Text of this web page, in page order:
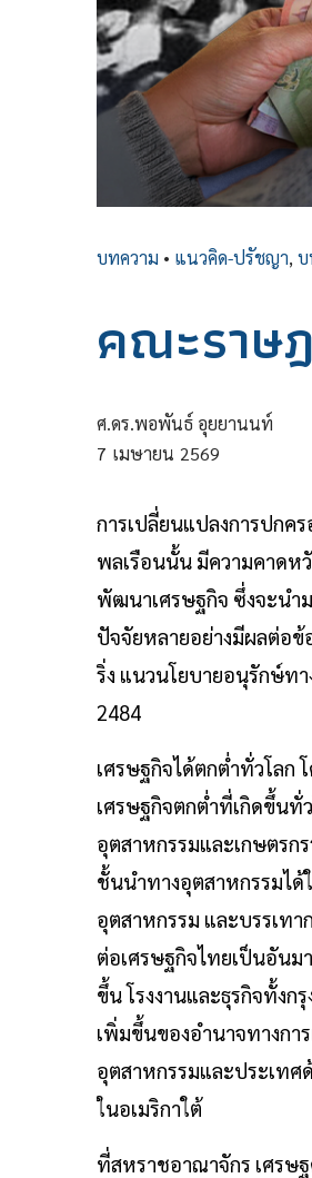
บทความ • แนวคิด-ปรัชญา, บ
คณะราษ
ศ.ดร.พอพันธ์ อุยยานนท์
7 เมษายน 2569
การเปลี่ยนแปลงการปกค
พลเรือนนั้น มีความคาดห
พัฒนาเศรษฐกิจ ซึ่งจะนำ
ปัจจัยหลายอย่างมีผลต่อ
ริ่ง แนวนโยบายอนุรักษ์ท
2484
เศรษฐกิจได้ตกต่ำทั่วโลก
เศรษฐกิจตกต่ำที่เกิดขึ้นทั่
อุตสาหกรรมและเกษตรก
ชั้นนำทางอุตสาหกรรมไ
อุตสาหกรรม และบรรเท
ต่อเศรษฐกิจไทยเป็นอันม
ขึ้น โรงงานและธุรกิจทั้งก
เพิ่มขึ้นของอำนาจทางกา
อุตสาหกรรมและประเทศ
ในอเมริกาใต้
ที่สหราชอาณาจักร เศรษ